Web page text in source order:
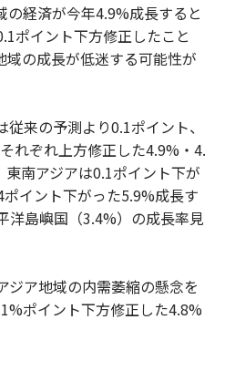
の経済が今年4.9%成長すると
ポイント下方修正したこと
域の成長が低迷する可能性が
来の予測より0.1ポイント、
れぞれ上方修正した4.9%・4.
南アジアは0.1ポイント下が
イント下がった5.9%成長す
洋島嶼国（3.4%）の成長率見
ジア地域の内需萎縮の懸念を
ポイント下方修正した4.8%